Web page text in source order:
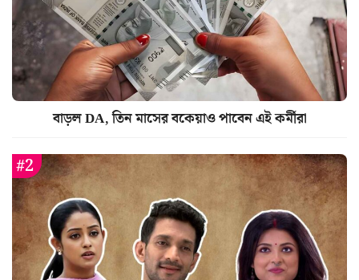
বাড়ল DA, তিন মাসের বকেয়াও পাবেন এই কর্মীরা